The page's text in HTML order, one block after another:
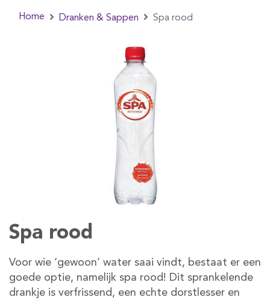
Home Dranken & Sappen Spa rood
Spa rood
Voor wie ‘gewoon’ water saai vindt, bestaat er een
goede optie, namelijk spa rood! Dit sprankelende
drankje is verfrissend, een echte dorstlesser en